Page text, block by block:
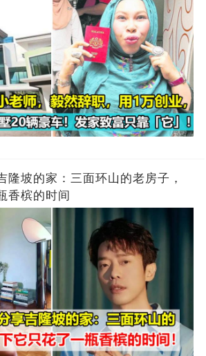
隆坡的家：三面环山的老房子，
香槟的时间